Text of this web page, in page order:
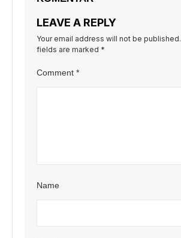
LEAVE A REPLY
Your email address will not be published.
fields are marked *
Comment *
Name